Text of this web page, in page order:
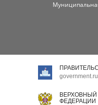
government.ru
ФЕДЕРАЦИИ